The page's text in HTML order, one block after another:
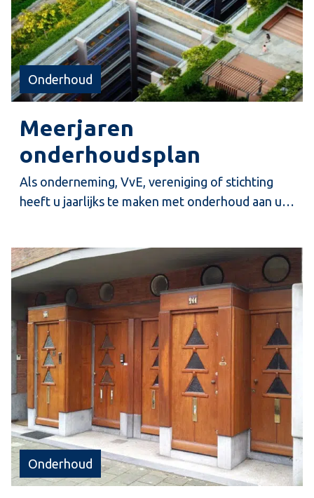
Onderhoud
Meerjaren
onderhoudsplan
Als onderneming, VvE, vereniging of stichting
heeft u jaarlijks te maken met onderhoud aan uw
voorwaarde om deze kosten te beheersen.
Daarbij gaat het om onderhoudskosten op korte
en op lange termijn.
Onderhoud